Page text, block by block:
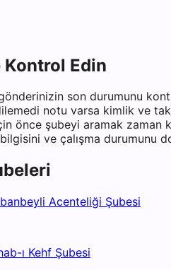
Kontrol Edin
gönderinizin son durumunu
notu varsa kimlik ve
önce şubeyi aramak zaman
ve çalışma durumunu
Acenteliği Şubesi
ı Kehf Şubesi